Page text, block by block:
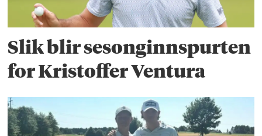
Slik blir sesonginnspurten
for Kristoffer Ventura